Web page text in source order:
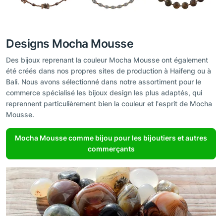
Designs Mocha Mousse
Des bijoux reprenant la couleur Mocha Mousse ont également
été créés dans nos propres sites de production à Haifeng ou à
Bali. Nous avons sélectionné dans notre assortiment pour le
commerce spécialisé les bijoux design les plus adaptés, qui
reprennent particulièrement bien la couleur et l'esprit de Mocha
Mousse.
Mocha Mousse comme bijou pour les bijoutiers et autres
commerçants